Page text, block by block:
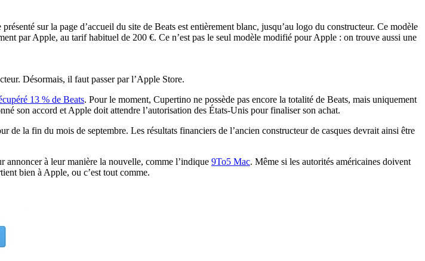
sur la page d’accueil du site de Beats est entièrement blanc, jusqu’au logo du constructeur. Ce modèle
par Apple, au tarif habituel de 200 €. Ce n’est pas le seul modèle modifié pour Apple : on trouve aussi une
Désormais, il faut passer par l’Apple Store.
13 % de Beats. Pour le moment, Cupertino ne possède pas encore la totalité de Beats, mais uniquement
son accord et Apple doit attendre l’autorisation des États-Unis pour finaliser son achat.
la fin du mois de septembre. Les résultats financiers de l’ancien constructeur de casques devrait ainsi être
à leur manière la nouvelle, comme l’indique 9To5 Mac. Même si les autorités américaines doivent
bien à Apple, ou c’est tout comme.